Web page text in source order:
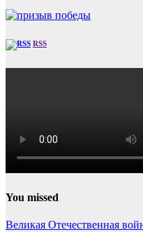
RSS
You missed
Великая Отечественная